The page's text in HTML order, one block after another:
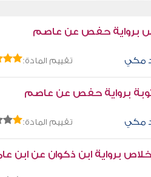
برواية حفص عن عاصم
مكي تقييم المادة:
برواية حفص عن عاصم
مكي تقييم المادة:
برواية ابن ذكوان عن ابن